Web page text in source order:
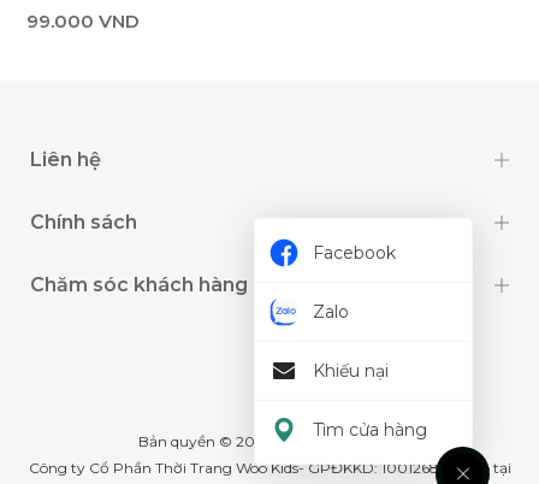
99.000 VND
Liên hệ
Chính sách
Chăm sóc khách hàng
Bản quyền © 2024 thuộc về Wookids
Công ty Cổ Phần Thời Trang Woo Kids- GPĐKKD: 1001268555 cấp tại
Facebook
Zalo
Khiếu nại
Tìm cửa hàng